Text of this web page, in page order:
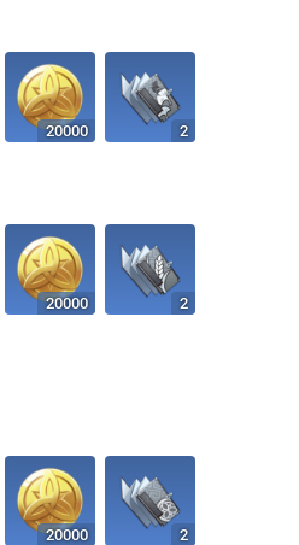
20000 2
20000 2
20000 2